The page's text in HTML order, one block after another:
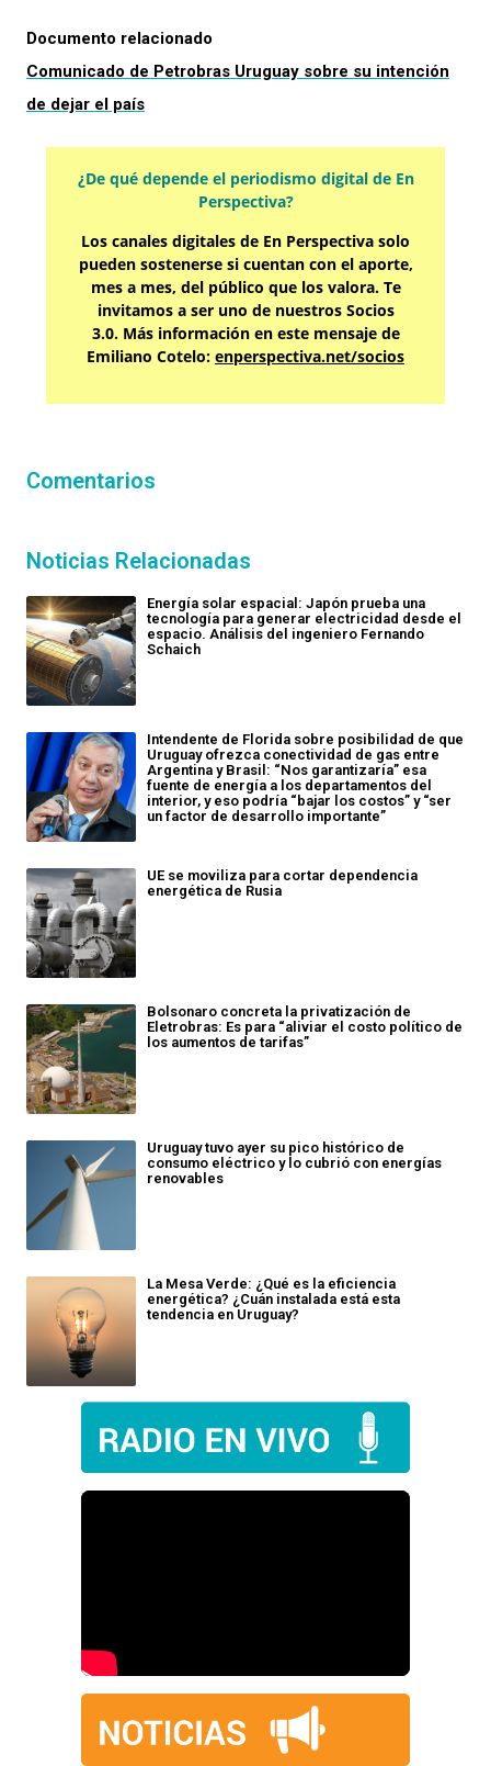
Documento relacionado
Comunicado de Petrobras Uruguay sobre su intención
de dejar el país
¿De qué depende el periodismo digital de En
Perspectiva?
Los canales digitales de En Perspectiva solo
pueden sostenerse si cuentan con el aporte,
mes a mes, del público que los valora. Te
invitamos a ser uno de nuestros Socios
3.0. Más información en este mensaje de
Emiliano Cotelo: enperspectiva.net/socios
Comentarios
Noticias Relacionadas
Energía solar espacial: Japón prueba una
tecnología para generar electricidad desde el
espacio. Análisis del ingeniero Fernando
Schaich
Intendente de Florida sobre posibilidad de que
Uruguay ofrezca conectividad de gas entre
Argentina y Brasil: “Nos garantizaría” esa
fuente de energía a los departamentos del
interior, y eso podría “bajar los costos” y “ser
un factor de desarrollo importante”
UE se moviliza para cortar dependencia
energética de Rusia
Bolsonaro concreta la privatización de
Eletrobras: Es para “aliviar el costo político de
los aumentos de tarifas”
Uruguay tuvo ayer su pico histórico de
consumo eléctrico y lo cubrió con energías
renovables
La Mesa Verde: ¿Qué es la eficiencia
energética? ¿Cuán instalada está esta
tendencia en Uruguay?